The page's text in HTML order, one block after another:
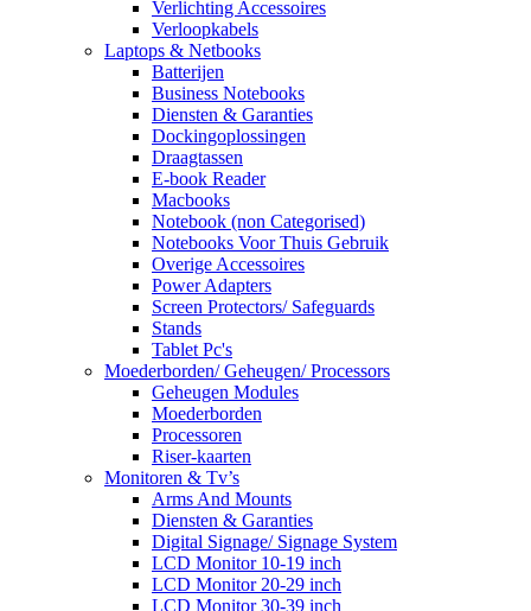
Verlichting Accessoires
Verloopkabels
Laptops & Netbooks
Batterijen
Business Notebooks
Diensten & Garanties
Dockingoplossingen
Draagtassen
E-book Reader
Macbooks
Notebook (non Categorised)
Notebooks Voor Thuis Gebruik
Overige Accessoires
Power Adapters
Screen Protectors/ Safeguards
Stands
Tablet Pc's
Moederborden/ Geheugen/ Processors
Geheugen Modules
Moederborden
Processoren
Riser-kaarten
Monitoren & Tv’s
Arms And Mounts
Diensten & Garanties
Digital Signage/ Signage System
LCD Monitor 10-19 inch
LCD Monitor 20-29 inch
LCD Monitor 30-39 inch